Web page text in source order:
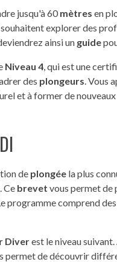
jusqu'à 60 mètres en
explorer des
ainsi un guide
Niveau 4 , qui est une
des plongeurs . Vous
et à former de nouveaux
de plongée la plus
Ce brevet vous permet de
programme comprend
Diverest le niveau
permet de découvrir